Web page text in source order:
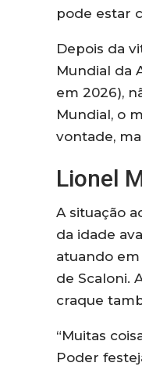
pode estar
Depois da
Mundial da
em 2026),
Mundial, o
vontade,
Lionel
A situação
da idade
atuando
de Scaloni.
craque
“Muitas
Poder